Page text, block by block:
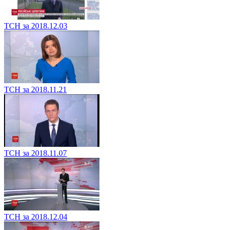
ТСН за 2018.12.03
ТСН за 2018.11.21
ТСН за 2018.11.07
ТСН за 2018.12.04